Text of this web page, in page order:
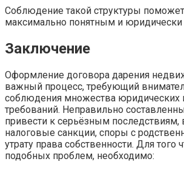
Соблюдение такой структуры
максимально понятным и
Заключение
Оформление договора дарения
важный процесс, требующий
соблюдения множества юридических
требований. Неправильно
привести к серьёзным последствиям,
налоговые санкции, споры с
утрату права собственности. Для того
подобных проблем, необходимо: